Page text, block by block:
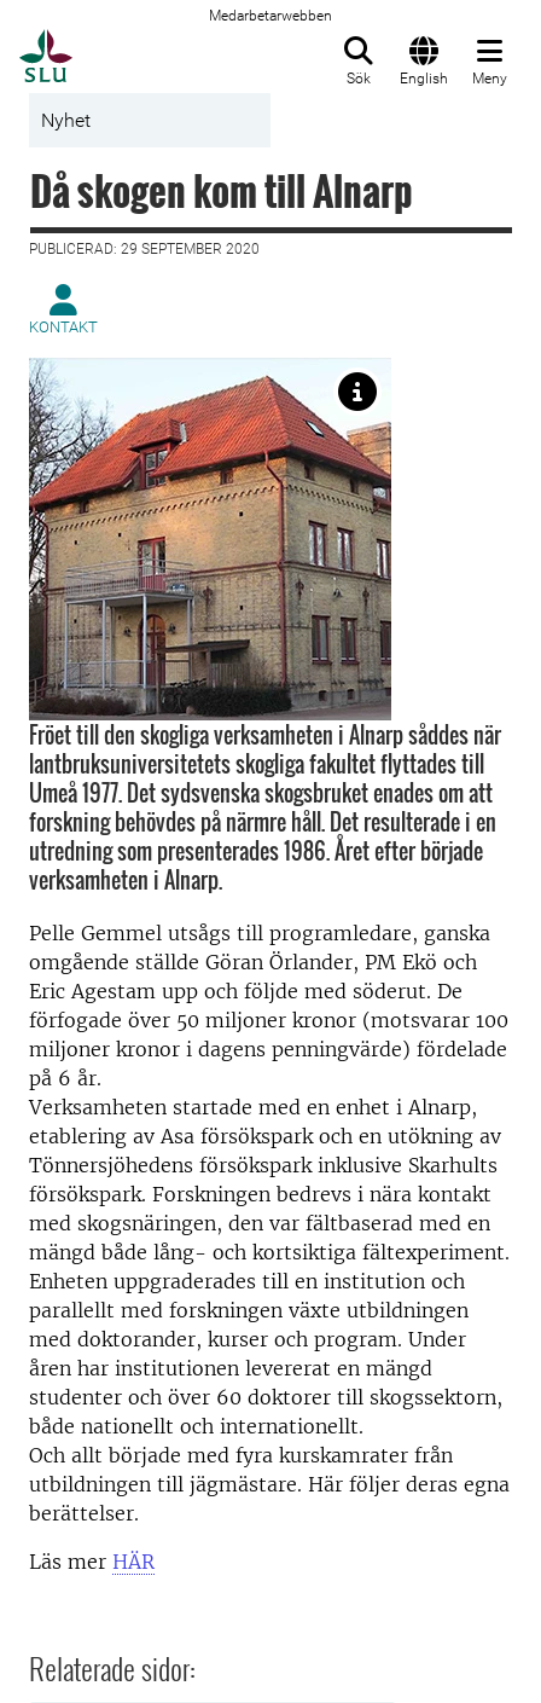
Medarbetarwebben
Sök English Meny
Nyhet
Då skogen kom till Alnarp
PUBLICERAD: 29 SEPTEMBER 2020
KONTAKT
Fröet till den skogliga verksamheten i Alnarp såddes när
lantbruksuniversitetets skogliga fakultet flyttades till
Umeå 1977. Det sydsvenska skogsbruket enades om att
forskning behövdes på närmre håll. Det resulterade i en
utredning som presenterades 1986. Året efter började
verksamheten i Alnarp.
Pelle Gemmel utsågs till programledare, ganska
omgående ställde Göran Örlander, PM Ekö och
Eric Agestam upp och följde med söderut. De
förfogade över 50 miljoner kronor (motsvarar 100
miljoner kronor i dagens penningvärde) fördelade
på 6 år.
Verksamheten startade med en enhet i Alnarp,
etablering av Asa försökspark och en utökning av
Tönnersjöhedens försökspark inklusive Skarhults
försökspark. Forskningen bedrevs i nära kontakt
med skogsnäringen, den var fältbaserad med en
mängd både lång- och kortsiktiga fältexperiment.
Enheten uppgraderades till en institution och
parallellt med forskningen växte utbildningen
med doktorander, kurser och program. Under
åren har institutionen levererat en mängd
studenter och över 60 doktorer till skogssektorn,
både nationellt och internationellt.
Och allt började med fyra kurskamrater från
utbildningen till jägmästare. Här följer deras egna
berättelser.
Läs mer HÄR
Relaterade sidor: